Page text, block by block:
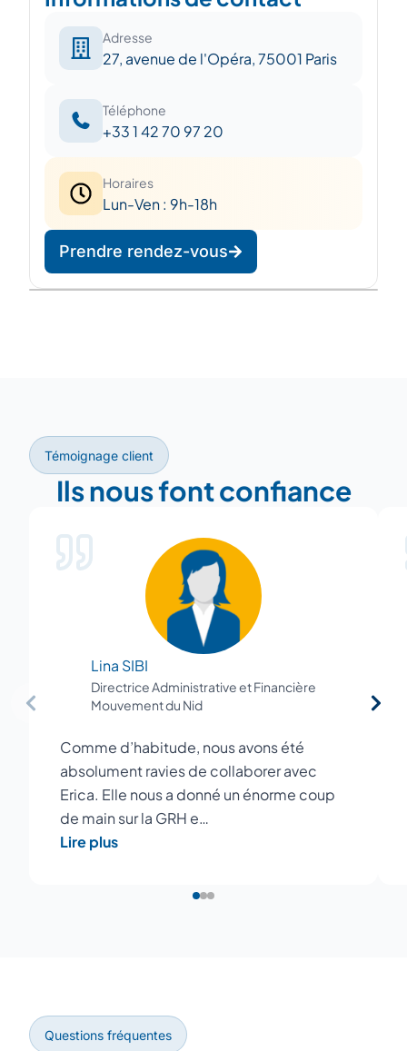
Adresse
27, avenue de l'Opéra, 75001 Paris
Téléphone
+33 1 42 70 97 20
Horaires
Lun-Ven : 9h-18h
Prendre rendez-vous
Témoignage client
Ils nous font confiance
Lina SIBI
Directrice Administrative et Financière
Mouvement du Nid
Comme d’habitude, nous avons été
absolument ravies de collaborer avec
Erica. Elle nous a donné un énorme coup
de main sur la GRH e…
Lire plus
Questions fréquentes